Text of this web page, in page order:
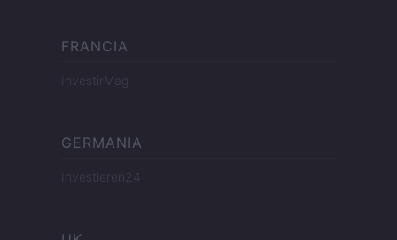
FRANCIA
InvestirMag
GERMANIA
Investieren24